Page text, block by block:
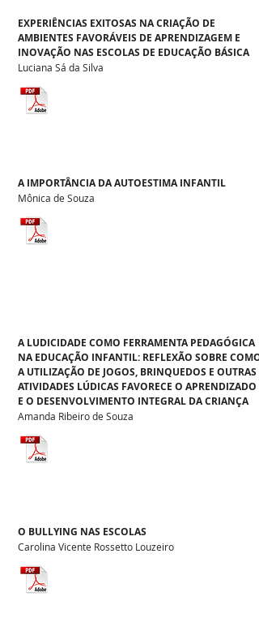
Luciana Sá da Silva
EXPERIÊNCIAS EXITOSAS NA CRIAÇÃO DE
AMBIENTES FAVORÁVEIS DE APRENDIZAGEM E
INOVAÇÃO NAS ESCOLAS DE EDUCAÇÃO BÁSICA
Mônica de Souza
A IMPORTÂNCIA DA AUTOESTIMA INFANTIL
Amanda Ribeiro de Souza
A LUDICIDADE COMO FERRAMENTA PEDAGÓGICA
NA EDUCAÇÃO INFANTIL: REFLEXÃO SOBRE COMO
A UTILIZAÇÃO DE JOGOS, BRINQUEDOS E OUTRAS
ATIVIDADES LÚDICAS FAVORECE O APRENDIZADO
E O DESENVOLVIMENTO INTEGRAL DA CRIANÇA
Carolina Vicente Rossetto Louzeiro
O BULLYING NAS ESCOLAS